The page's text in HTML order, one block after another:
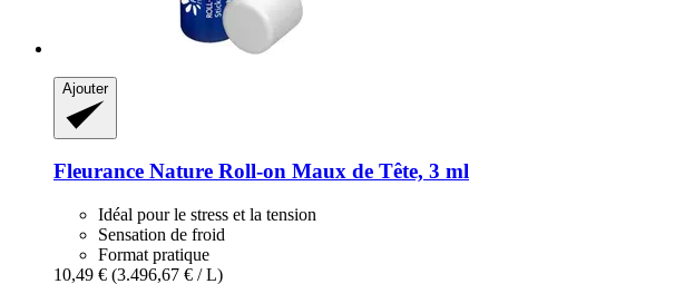
Ajouter
Fleurance Nature Roll-​on Maux de Tête, 3 ml
Idéal pour le stress et la tension
Sensation de froid
Format pratique
10,49 € (3.496,67 € / L)